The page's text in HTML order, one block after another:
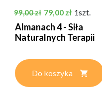
Cena podstawowa
99,00 zł Cena
79,00 zł 1szt.
Almanach 4 - Siła
Naturalnych Terapii
Do koszyka